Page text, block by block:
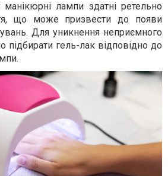
лампи здатні ретельно
що може призвести до появи
Для уникнення неприємного
підбирати гель-лак відповідно до